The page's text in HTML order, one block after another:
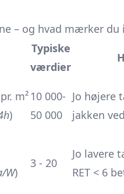
– og hvad mærker du
Typiske
værdier
m²
)
10 000-
50 000
Jo højere
jakken
W)
3 - 20
Jo lavere
RET < 6